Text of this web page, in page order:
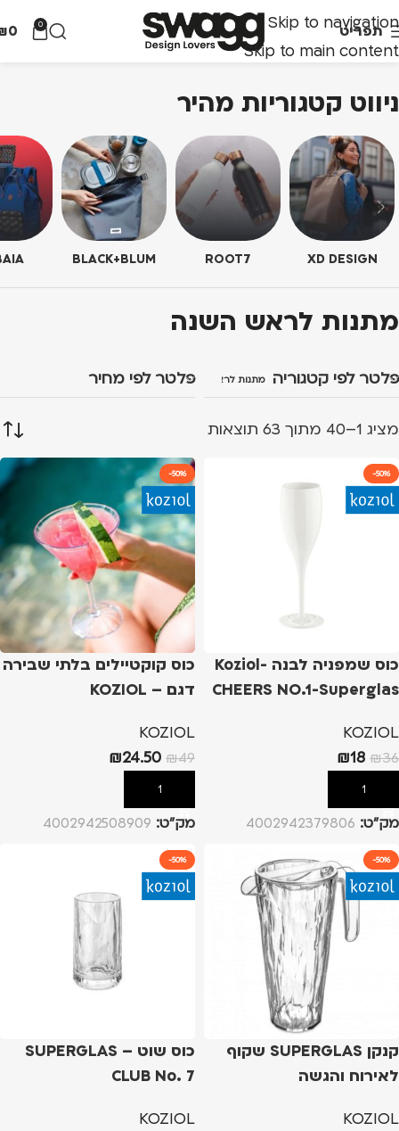
Skip to navigation
Skip to main content
תפריט 0
0
ניווט קטגוריות מהיר
XD DESIGN
ROOT7
BLACK+BLUM
מתנות לראש השנה
פלטר לפי קטגוריה מתנות לראש השנהפלטר לפי מחיר
מציג 1–40 מתוך 63 תוצאות
-50%
כוס שמפניה לבנה -Koziol
CHEERS NO.1-Superglas
KOZIOL
₪36
₪18
הוספה לסל
מק”ט: 4002942379806
-50%
כוס קוקטיילים בלתי שבירה
דגם – KOZIOL
KOZIOL
₪49
₪24.50
הוספה לסל
מק”ט: 4002942508909
-50%
קנקן SUPERGLAS שקוף
לאירוח והגשה
KOZIOL
-50%
כוס שוט – SUPERGLAS
CLUB No. 7
KOZIOL